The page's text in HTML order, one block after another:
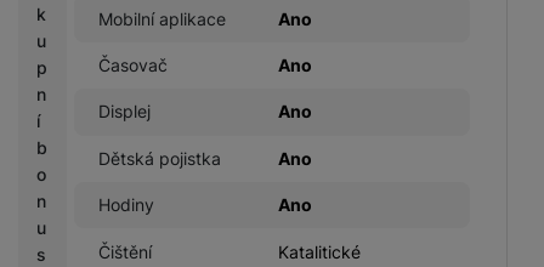
k
u
p
n
í
b
o
n
u
s
Mobilní aplikace Ano
Časovač Ano
Displej Ano
Dětská pojistka Ano
Hodiny Ano
Čištění Katalitické